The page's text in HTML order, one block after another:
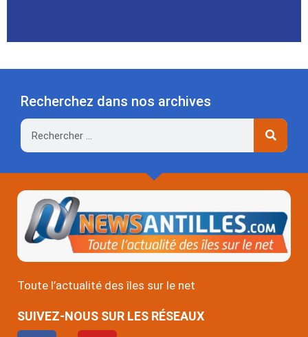
Recherchez dans nos archives
Rechercher
Toute l’actualité des îles sur le net
SUIVEZ-NOUS SUR LES RÉSEAUX